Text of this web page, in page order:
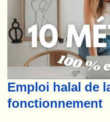
Emploi halal de
fonctionnement